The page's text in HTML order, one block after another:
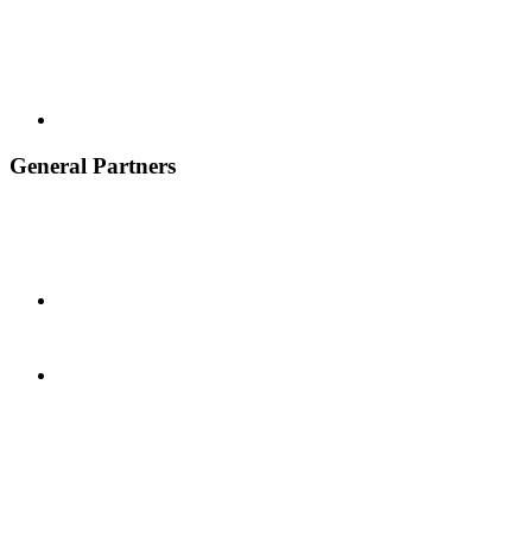
General Partners